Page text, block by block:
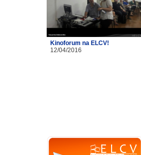
Kinoforum na ELCV!
12/04/2016